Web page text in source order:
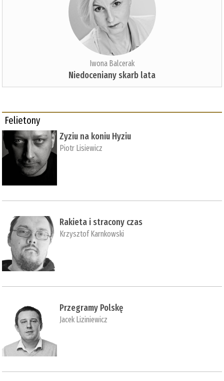
Iwona Balcerak
Niedoceniany skarb lata
Felietony
Zyziu na koniu Hyziu
Piotr Lisiewicz
Rakieta i stracony czas
Krzysztof Karnkowski
Przegramy Polskę
Jacek Liziniewicz